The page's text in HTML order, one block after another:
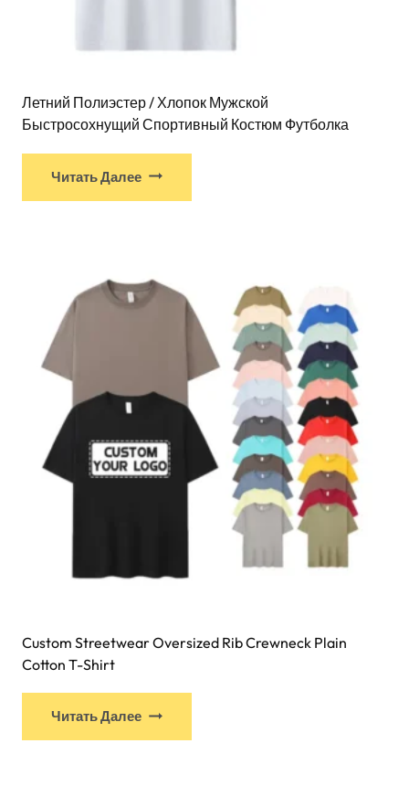
Летний Полиэстер / Хлопок Мужской
Быстросохнущий Спортивный Костюм Футболка
Читать Далее
Custom Streetwear Oversized Rib Crewneck Plain
Cotton T-Shirt
Читать Далее